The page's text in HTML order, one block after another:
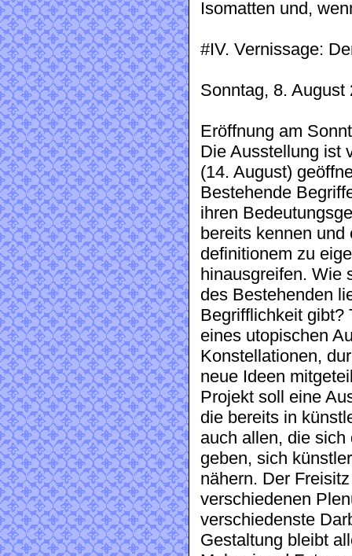
Isomatten und,
#IV. Vernissage:
Sonntag, 8.
Eröffnung am
Die Ausstellung ist
(14. August)
Bestehende
ihren
bereits kennen
definitionem zu
hinausgreifen. Wie
des Bestehenden
Begrifflichkeit gibt?
eines utopischen
Konstellationen,
neue Ideen
Projekt soll eine
die bereits in
auch allen, die
geben, sich
nähern. Der
verschiedenen
verschiedenste
Gestaltung bleibt